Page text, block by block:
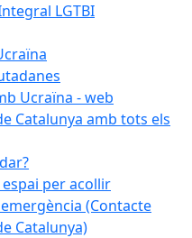
LGTBI
Ucraïna - web
Catalunya amb tots els
per acollir
(Contacte
Catalunya)